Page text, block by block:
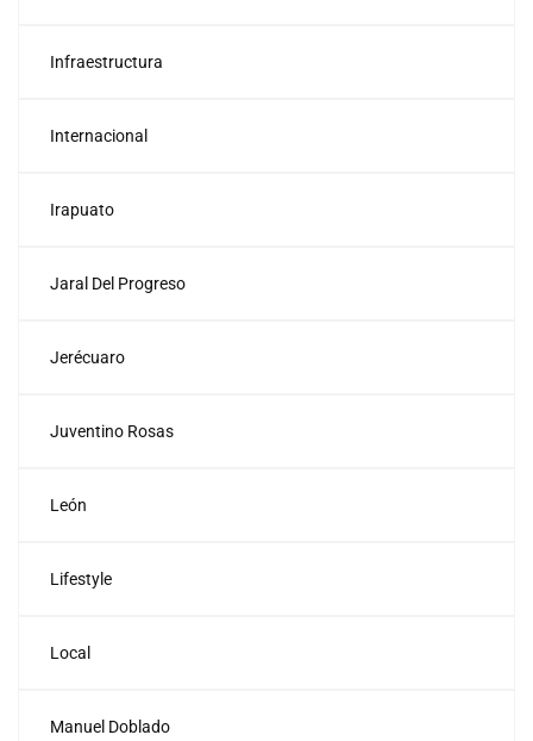
Infraestructura
Internacional
Irapuato
Jaral Del Progreso
Jerécuaro
Juventino Rosas
León
Lifestyle
Local
Manuel Doblado